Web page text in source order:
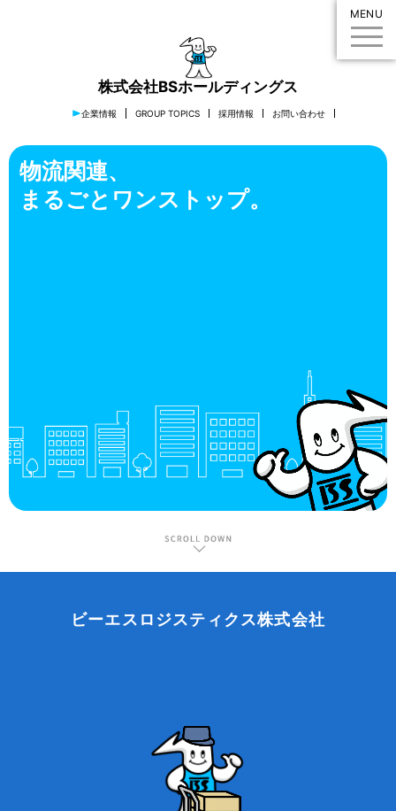
株式会社BSホールディングス
企業情報 GROUP TOPICS 採用情報 お問い合わせ
MENU
物流関連、
まるごとワンストップ。
ビーエスロジスティクス株式会社